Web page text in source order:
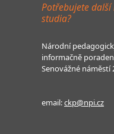
Potřebujete
studia?
Národní
informačně
Senovážné náměstí
email:ckp@npi.cz